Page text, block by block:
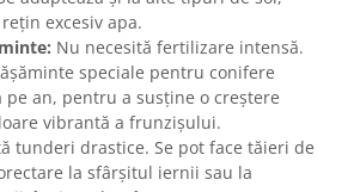
excesiv apa.
Nu necesită fertilizare intensă.
speciale pentru conifere
pe an, pentru a susține o creștere
vibrantă a frunzișului.
tunderi drastice. Se pot face tăieri de
la sfârșitul iernii sau la